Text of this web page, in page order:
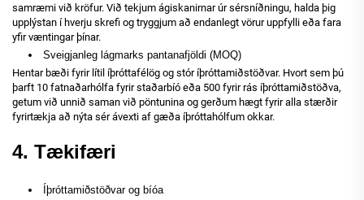
samræmi við kröfur. Við tekjum ágiskanirnar úr sérsníðningu, halda þig
upplýstan í hverju skrefi og tryggjum að endanlegt vörur uppfylli eða fara
yfir væntingar þínar.
Sveigjanleg lágmarks pantanafjöldi (MOQ)
Hentar bæði fyrir lítil íþróttafélög og stór íþróttamiðstöðvar. Hvort sem þú
þarft 10 fatnaðarhólfa fyrir staðarbíó eða 500 fyrir rás íþróttamiðstöðva,
getum við unnið saman við pöntunina og gerðum hægt fyrir alla stærðir
fyrirtækja að nýta sér ávexti af gæða íþróttahólfum okkar.
4. Tækifæri
Íþróttamiðstöðvar og bíóa